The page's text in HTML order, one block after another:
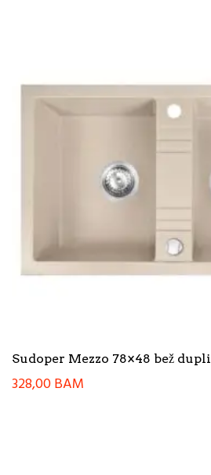
Sudoper Mezzo 78×48 bež dupli
328,00BAM